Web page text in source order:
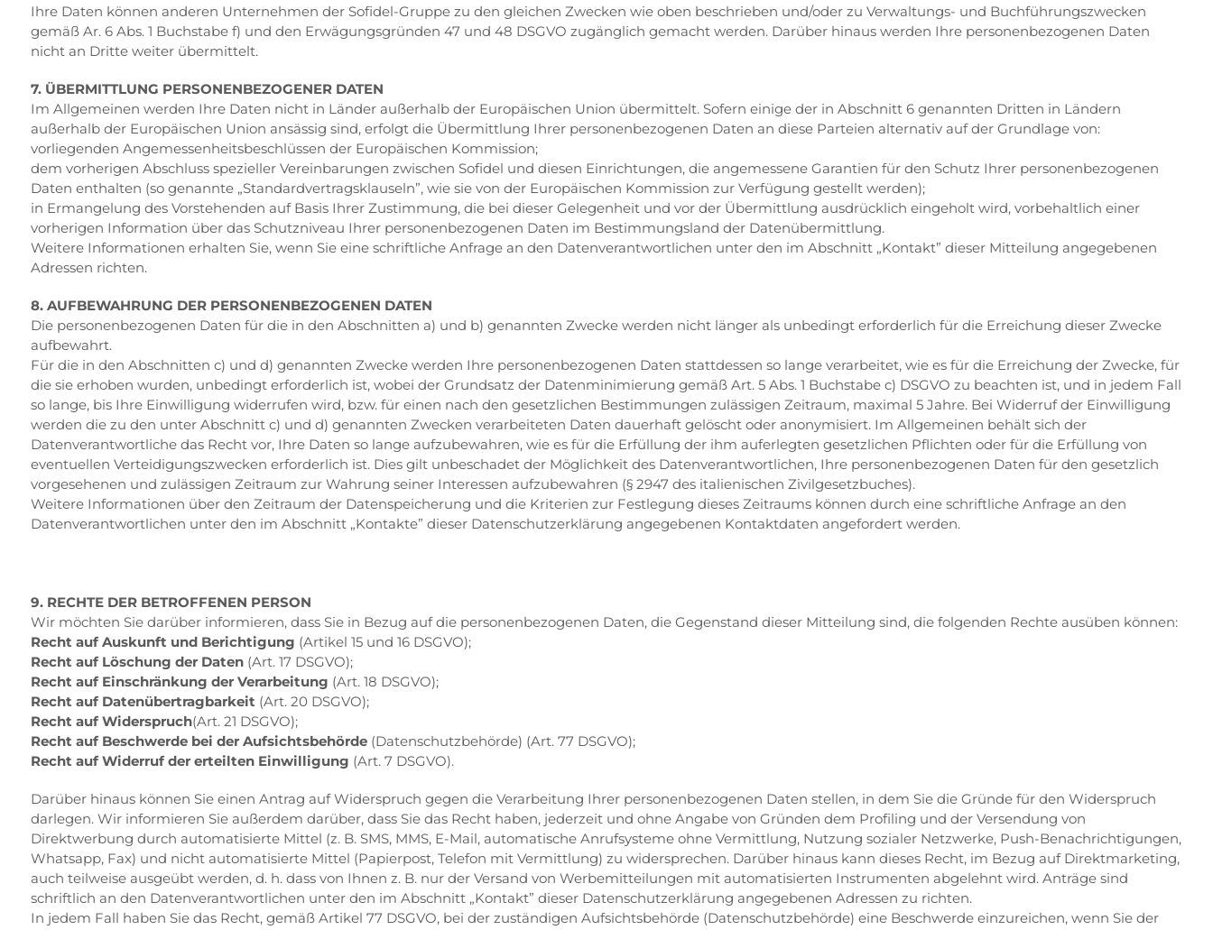
Ihre Daten können anderen Unternehmen der Sofidel-Gruppe zu den gleichen Zwecken wie oben beschrieben und/oder zu Verwaltungs- und Buchführungszwecken
gemäß Ar. 6 Abs. 1 Buchstabe f) und den Erwägungsgründen 47 und 48 DSGVO zugänglich gemacht werden. Darüber hinaus werden Ihre personenbezogenen Daten
nicht an Dritte weiter übermittelt.
7. ÜBERMITTLUNG PERSONENBEZOGENER DATEN
Im Allgemeinen werden Ihre Daten nicht in Länder außerhalb der Europäischen Union übermittelt. Sofern einige der in Abschnitt 6 genannten Dritten in Ländern
außerhalb der Europäischen Union ansässig sind, erfolgt die Übermittlung Ihrer personenbezogenen Daten an diese Parteien alternativ auf der Grundlage von:
vorliegenden Angemessenheitsbeschlüssen der Europäischen Kommission;
dem vorherigen Abschluss spezieller Vereinbarungen zwischen Sofidel und diesen Einrichtungen, die angemessene Garantien für den Schutz Ihrer personenbezogenen
Daten enthalten (so genannte „Standardvertragsklauseln”, wie sie von der Europäischen Kommission zur Verfügung gestellt werden);
in Ermangelung des Vorstehenden auf Basis Ihrer Zustimmung, die bei dieser Gelegenheit und vor der Übermittlung ausdrücklich eingeholt wird, vorbehaltlich einer
vorherigen Information über das Schutzniveau Ihrer personenbezogenen Daten im Bestimmungsland der Datenübermittlung.
Weitere Informationen erhalten Sie, wenn Sie eine schriftliche Anfrage an den Datenverantwortlichen unter den im Abschnitt „Kontakt” dieser Mitteilung angegebenen
Adressen richten.
8. AUFBEWAHRUNG DER PERSONENBEZOGENEN DATEN
Die personenbezogenen Daten für die in den Abschnitten a) und b) genannten Zwecke werden nicht länger als unbedingt erforderlich für die Erreichung dieser Zwecke
aufbewahrt.
Für die in den Abschnitten c) und d) genannten Zwecke werden Ihre personenbezogenen Daten stattdessen so lange verarbeitet, wie es für die Erreichung der Zwecke, für
die sie erhoben wurden, unbedingt erforderlich ist, wobei der Grundsatz der Datenminimierung gemäß Art. 5 Abs. 1 Buchstabe c) DSGVO zu beachten ist, und in jedem Fall
so lange, bis Ihre Einwilligung widerrufen wird, bzw. für einen nach den gesetzlichen Bestimmungen zulässigen Zeitraum, maximal 5 Jahre. Bei Widerruf der Einwilligung
werden die zu den unter Abschnitt c) und d) genannten Zwecken verarbeiteten Daten dauerhaft gelöscht oder anonymisiert. Im Allgemeinen behält sich der
Datenverantwortliche das Recht vor, Ihre Daten so lange aufzubewahren, wie es für die Erfüllung der ihm auferlegten gesetzlichen Pflichten oder für die Erfüllung von
eventuellen Verteidigungszwecken erforderlich ist. Dies gilt unbeschadet der Möglichkeit des Datenverantwortlichen, Ihre personenbezogenen Daten für den gesetzlich
vorgesehenen und zulässigen Zeitraum zur Wahrung seiner Interessen aufzubewahren (§ 2947 des italienischen Zivilgesetzbuches).
Weitere Informationen über den Zeitraum der Datenspeicherung und die Kriterien zur Festlegung dieses Zeitraums können durch eine schriftliche Anfrage an den
Datenverantwortlichen unter den im Abschnitt „Kontakte” dieser Datenschutzerklärung angegebenen Kontaktdaten angefordert werden.
9. RECHTE DER BETROFFENEN PERSON
Wir möchten Sie darüber informieren, dass Sie in Bezug auf die personenbezogenen Daten, die Gegenstand dieser Mitteilung sind, die folgenden Rechte ausüben können:
Recht auf Auskunft und Berichtigung (Artikel 15 und 16 DSGVO);
Recht auf Löschung der Daten(Art. 17 DSGVO);
Recht auf Einschränkung der Verarbeitung (Art. 18 DSGVO);
Recht auf Datenübertragbarkeit (Art. 20 DSGVO);
Recht auf Widerspruch(Art. 21 DSGVO);
Recht auf Beschwerde bei der Aufsichtsbehörde(Datenschutzbehörde) (Art. 77 DSGVO);
Recht auf Widerruf der erteilten Einwilligung (Art. 7 DSGVO).
Darüber hinaus können Sie einen Antrag auf Widerspruch gegen die Verarbeitung Ihrer personenbezogenen Daten stellen, in dem Sie die Gründe für den Widerspruch
darlegen. Wir informieren Sie außerdem darüber, dass Sie das Recht haben, jederzeit und ohne Angabe von Gründen dem Profiling und der Versendung von
Direktwerbung durch automatisierte Mittel (z. B. SMS, MMS, E-Mail, automatische Anrufsysteme ohne Vermittlung, Nutzung sozialer Netzwerke, Push-Benachrichtigungen,
Whatsapp, Fax) und nicht automatisierte Mittel (Papierpost, Telefon mit Vermittlung) zu widersprechen. Darüber hinaus kann dieses Recht, im Bezug auf Direktmarketing,
auch teilweise ausgeübt werden, d. h. dass von Ihnen z. B. nur der Versand von Werbemitteilungen mit automatisierten Instrumenten abgelehnt wird. Anträge sind
schriftlich an den Datenverantwortlichen unter den im Abschnitt „Kontakt” dieser Datenschutzerklärung angegebenen Adressen zu richten.
In jedem Fall haben Sie das Recht, gemäß Artikel 77 DSGVO, bei der zuständigen Aufsichtsbehörde (Datenschutzbehörde) eine Beschwerde einzureichen, wenn Sie der